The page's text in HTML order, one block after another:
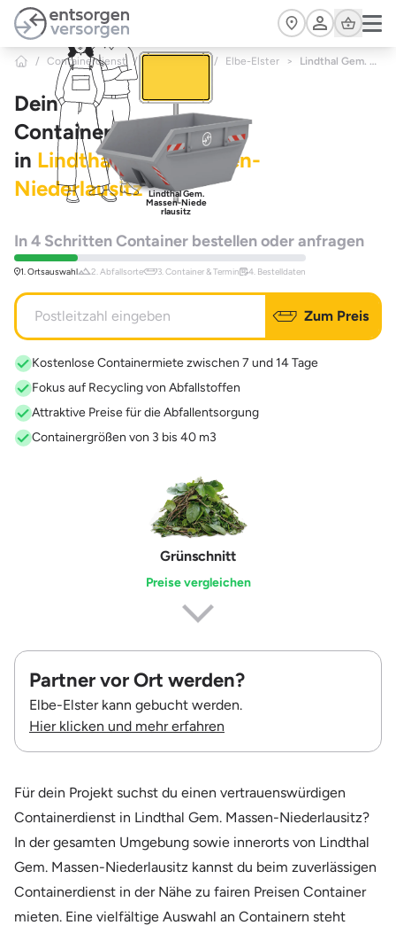
Zum Hauptinhalt springen
Cart
/ Containerdienst / / Elbe-Elster > Lindthal Gem. Massen-Niederlausitz
Dein
Containerdienst
in Lindthal Gem. Massen-
Niederlausitz Lindthal Gem.
Massen-Niede
rlausitz
In 4 Schritten Container bestellen oder anfragen
1. Ortsauswahl 2. Abfallsorte 3. Container & Termin 4. Bestelldaten
Zum Preis
Kostenlose Containermiete zwischen 7 und 14 Tage
Fokus auf Recycling von Abfallstoffen
Attraktive Preise für die Abfallentsorgung
Containergrößen von 3 bis 40 m3
Grünschnitt
Preise vergleichen
Partner vor Ort werden?
Elbe-Elster kann gebucht werden.
Hier klicken und mehr erfahren
Für dein Projekt suchst du einen vertrauenswürdigen
Containerdienst in Lindthal Gem. Massen-Niederlausitz?
In der gesamten Umgebung sowie innerorts von Lindthal
Gem. Massen-Niederlausitz kannst du beim zuverlässigen
Containerdienst in der Nähe zu fairen Preisen Container
mieten. Eine vielfältige Auswahl an Containern steht